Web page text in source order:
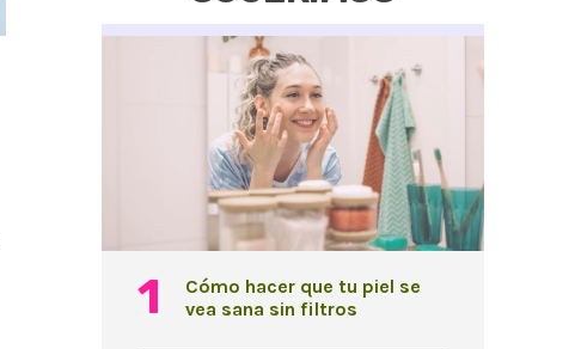
Cómo hacer que tu piel se
vea sana sin filtros